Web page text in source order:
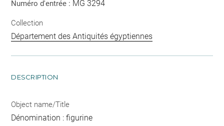
Numéro d'entrée : MG 3294
Collection
Département des Antiquités égyptiennes
DESCRIPTION
Object name/Title
Dénomination : figurine